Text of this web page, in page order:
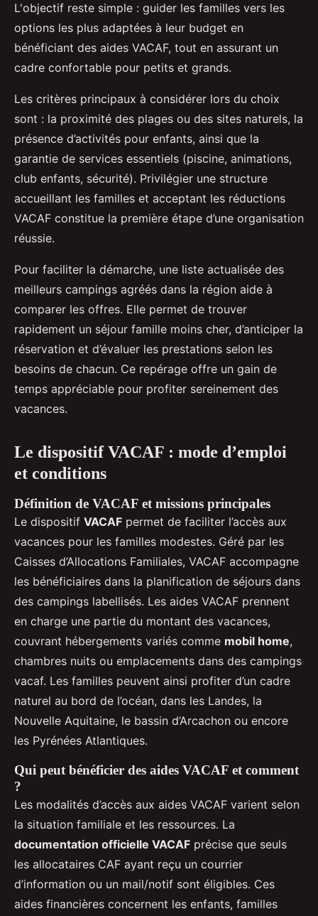
L'objectif reste simple : guider les familles vers les
options les plus adaptées à leur budget en
bénéficiant des aides VACAF, tout en assurant un
cadre confortable pour petits et grands.
Les critères principaux à considérer lors du choix
sont : la proximité des plages ou des sites naturels, la
présence d’activités pour enfants, ainsi que la
garantie de services essentiels (piscine, animations,
club enfants, sécurité). Privilégier une structure
accueillant les familles et acceptant les réductions
VACAF constitue la première étape d’une organisation
réussie.
Pour faciliter la démarche, une liste actualisée des
meilleurs campings agréés dans la région aide à
comparer les offres. Elle permet de trouver
rapidement un séjour famille moins cher, d’anticiper la
réservation et d’évaluer les prestations selon les
besoins de chacun. Ce repérage offre un gain de
temps appréciable pour profiter sereinement des
vacances.
Le dispositif VACAF : mode d’emploi
et conditions
Définition de VACAF et missions principales
Le dispositif VACAF permet de faciliter l’accès aux
vacances pour les familles modestes. Géré par les
Caisses d’Allocations Familiales, VACAF accompagne
les bénéficiaires dans la planification de séjours dans
des campings labellisés. Les aides VACAF prennent
en charge une partie du montant des vacances,
couvrant hébergements variés comme mobil home,
chambres nuits ou emplacements dans des campings
vacaf. Les familles peuvent ainsi profiter d’un cadre
naturel au bord de l’océan, dans les Landes, la
Nouvelle Aquitaine, le bassin d’Arcachon ou encore
les Pyrénées Atlantiques.
Qui peut bénéficier des aides VACAF et comment
?
Les modalités d’accès aux aides VACAF varient selon
la situation familiale et les ressources. La
documentation officielle VACAF précise que seuls
les allocataires CAF ayant reçu un courrier
d’information ou un mail/notif sont éligibles. Ces
aides financières concernent les enfants, familles